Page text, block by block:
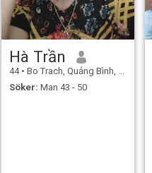
Hà Trần
44 • Bo Trach, Quảng Bình, Vietnam
Söker: Man 43 - 50